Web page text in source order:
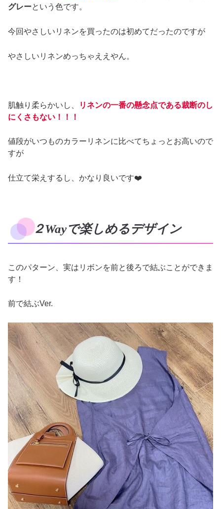
グレーという色です。
今回やさしいリネンを買ったのは初めてだったのですが
やさしいリネンめっちゃええやん。
肌触り柔らかいし、
リネンの一番の懸念点である裁断のし
にくさもない！！！
値段がいつものカラーリネンに比べてちょっとお高いので
すが
仕立て栄えするし、かなり良いです❤️
２Wayで楽しめるデザイン
このパターン、実はリボンを前と後ろで結ぶことができま
す！
前で結ぶVer.